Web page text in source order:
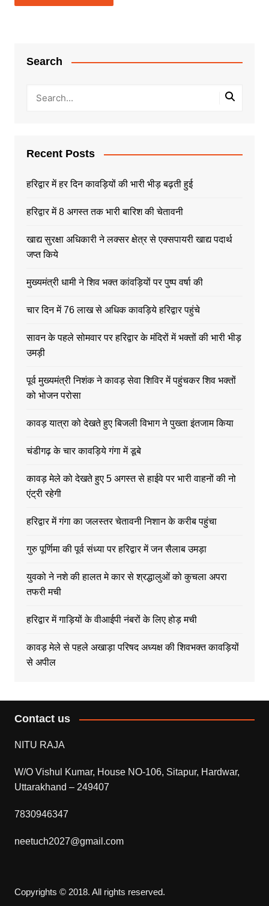
Search
Recent Posts
हरिद्वार में हर दिन कावड़ियों की भारी भीड़ बढ़ती हुई
हरिद्वार में 8 अगस्त तक भारी बारिश की चेतावनी
खाद्य सुरक्षा अधिकारी ने लक्सर क्षेत्र से एक्सपायरी खाद्य पदार्थ
जप्त किये
मुख्यमंत्री धामी ने शिव भक्त कांवड़ियों पर पुष्प वर्षा की
चार दिन में 76 लाख से अधिक कावड़िये हरिद्वार पहुंचे
सावन के पहले सोमवार पर हरिद्वार के मंदिरों में भक्तों की भारी भीड़
उमड़ी
पूर्व मुख्यमंत्री निशंक ने कावड़ सेवा शिविर में पहुंचकर शिव भक्तों
को भोजन परोसा
कावड़ यात्रा को देखते हुए बिजली विभाग ने पुख्ता इंतजाम किया
चंडीगढ़ के चार कावड़िये गंगा में डूबे
कावड़ मेले को देखते हुए 5 अगस्त से हाईवे पर भारी वाहनों की नो
एंट्री रहेगी
हरिद्वार में गंगा का जलस्तर चेतावनी निशान के करीब पहुंचा
गुरु पूर्णिमा की पूर्व संध्या पर हरिद्वार में जन सैलाब उमड़ा
युवको ने नशे की हालत मे कार से श्रद्धालुओं को कुचला अपरा
तफरी मची
हरिद्वार में गाड़ियों के वीआईपी नंबरों के लिए होड़ मची
कावड़ मेले से पहले अखाड़ा परिषद अध्यक्ष की शिवभक्त कावड़ियों
से अपील
Contact us
NITU RAJA
W/O Vishul Kumar, House NO-106, Sitapur, Hardwar,
Uttarakhand – 249407
7830946347
neetuch2027@gmail.com
Copyrights © 2018. All rights reserved.